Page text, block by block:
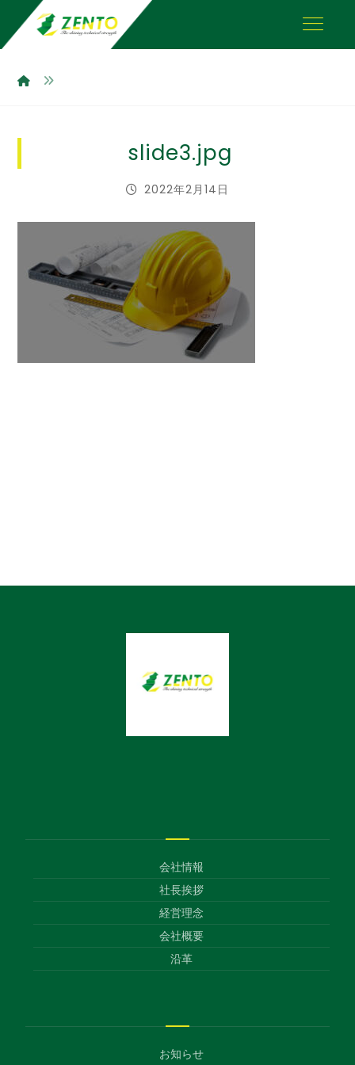
slide3.jpg
2022年2月14日
会社情報
社長挨拶
経営理念
会社概要
沿革
お知らせ